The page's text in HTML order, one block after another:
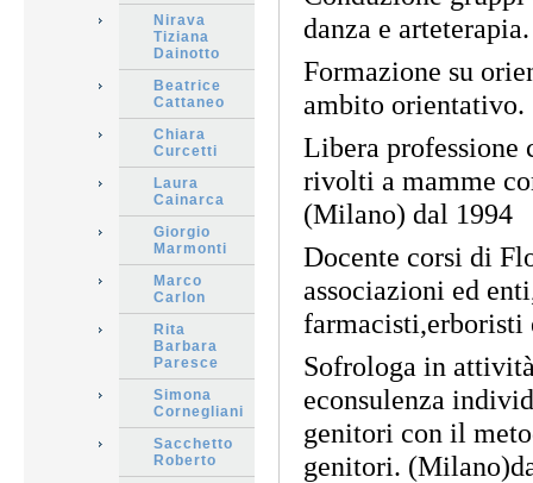
Nirava
Tiziana
Dainotto
Beatrice
Cattaneo
Chiara
Curcetti
Laura
Cainarca
Giorgio
Marmonti
Marco
Carlon
Rita
Barbara
Paresce
Simona
Cornegliani
Sacchetto
Roberto
danza e arteterapia.
Formazione su
ambito orientativo.
Libera professione
rivolti a mamme
(Milano) dal 1994
Docente corsi di
associazioni ed
farmacisti,erboristi
Sofrologa in
econsulenza
genitori con il
genitori.